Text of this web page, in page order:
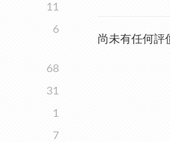
11
6
68
31
1
7
尚未有任何評